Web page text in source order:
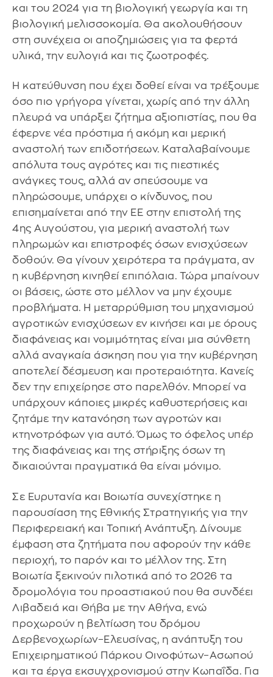
και του 2024 για τη βιολογική γεωργία και τη
βιολογική μελισσοκομία. Θα ακολουθήσουν
στη συνέχεια οι αποζημιώσεις για τα φερτά
υλικά, την ευλογιά και τις ζωοτροφές.
Η κατεύθυνση που έχει δοθεί είναι να τρέξουμε
όσο πιο γρήγορα γίνεται, χωρίς από την άλλη
πλευρά να υπάρξει ζήτημα αξιοπιστίας, που θα
έφερνε νέα πρόστιμα ή ακόμη και μερική
αναστολή των επιδοτήσεων. Καταλαβαίνουμε
απόλυτα τους αγρότες και τις πιεστικές
ανάγκες τους, αλλά αν σπεύσουμε να
πληρώσουμε, υπάρχει ο κίνδυνος, που
επισημαίνεται από την ΕΕ στην επιστολή της
4ης Αυγούστου, για μερική αναστολή των
πληρωμών και επιστροφές όσων ενισχύσεων
δοθούν. Θα γίνουν χειρότερα τα πράγματα, αν
η κυβέρνηση κινηθεί επιπόλαια. Τώρα μπαίνουν
οι βάσεις, ώστε στο μέλλον να μην έχουμε
προβλήματα. Η μεταρρύθμιση του μηχανισμού
αγροτικών ενισχύσεων εν κινήσει και με όρους
διαφάνειας και νομιμότητας είναι μια σύνθετη
αλλά αναγκαία άσκηση που για την κυβέρνηση
αποτελεί δέσμευση και προτεραιότητα. Κανείς
δεν την επιχείρησε στο παρελθόν. Μπορεί να
υπάρχουν κάποιες μικρές καθυστερήσεις και
ζητάμε την κατανόηση των αγροτών και
κτηνοτρόφων για αυτό. Όμως το όφελος υπέρ
της διαφάνειας και της στήριξης όσων τη
δικαιούνται πραγματικά θα είναι μόνιμο.
Σε Ευρυτανία και Βοιωτία συνεχίστηκε η
παρουσίαση της Εθνικής Στρατηγικής για την
Περιφερειακή και Τοπική Ανάπτυξη. Δίνουμε
έμφαση στα ζητήματα που αφορούν την κάθε
περιοχή, το παρόν και το μέλλον της. Στη
Βοιωτία ξεκινούν πιλοτικά από το 2026 τα
δρομολόγια του προαστιακού που θα συνδέει
Λιβαδειά και Θήβα με την Αθήνα, ενώ
προχωρούν η βελτίωση του δρόμου
Δερβενοχωρίων–Ελευσίνας, η ανάπτυξη του
Επιχειρηματικού Πάρκου Οινοφύτων–Ασωπού
και τα έργα εκσυγχρονισμού στην Κωπαΐδα. Για